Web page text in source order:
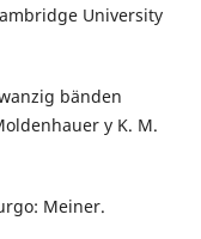
University
bänden
y K. M.
Meiner.